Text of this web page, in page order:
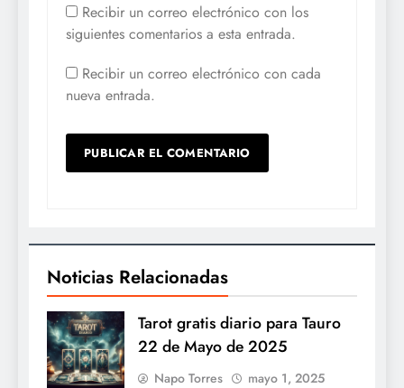
Recibir un correo electrónico con los
siguientes comentarios a esta entrada.
Recibir un correo electrónico con cada
nueva entrada.
Noticias Relacionadas
Tarot gratis diario para Tauro
22 de Mayo de 2025
Napo Torres mayo 1, 2025